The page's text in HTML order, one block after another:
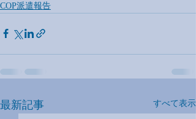
COP派遣報告
最新記事 すべて表示